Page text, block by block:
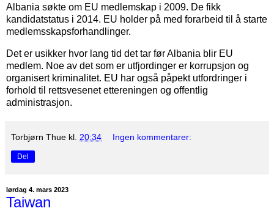
Albania søkte om EU medlemskap i 2009. De fikk
kandidatstatus i 2014. EU holder på med forarbeid til å starte
medlemsskapsforhandlinger.
Det er usikker hvor lang tid det tar før Albania blir EU
medlem. Noe av det som er utfjordinger er korrupsjon og
organisert kriminalitet. EU har også påpekt utfordringer i
forhold til rettsvesenet ettereningen og offentlig
administrasjon.
Torbjørn Thue kl. 20:34 Ingen kommentarer:
Del
lørdag 4. mars 2023
Taiwan